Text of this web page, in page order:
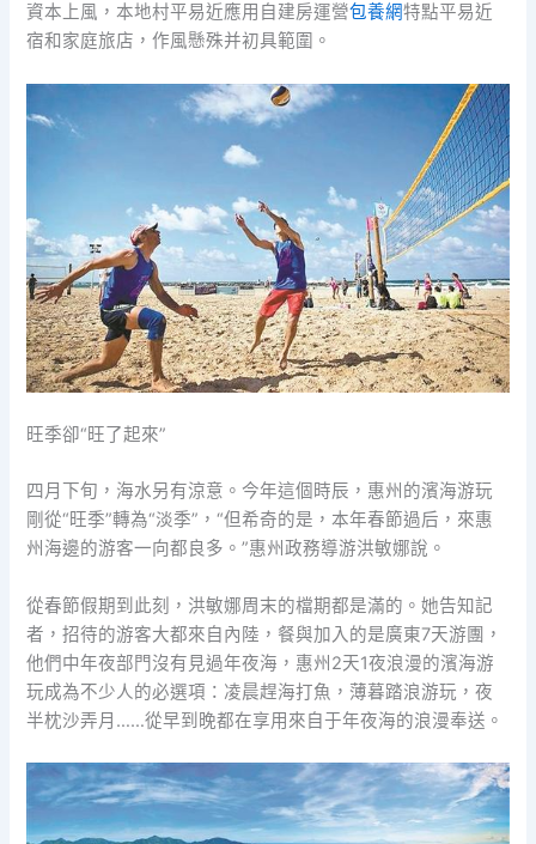
資本上風，本地村平易近應用自建房運營包養網特點平易近
宿和家庭旅店，作風懸殊并初具範圍。
旺季卻“旺了起來”
四月下旬，海水另有涼意。今年這個時辰，惠州的濱海游玩
剛從“旺季”轉為“淡季”，“但希奇的是，本年春節過后，來惠
州海邊的游客一向都良多。”惠州政務導游洪敏娜說。
從春節假期到此刻，洪敏娜周末的檔期都是滿的。她告知記
者，招待的游客大都來自內陸，餐與加入的是廣東7天游團，
他們中年夜部門沒有見過年夜海，惠州2天1夜浪漫的濱海游
玩成為不少人的必選項：凌晨趕海打魚，薄暮踏浪游玩，夜
半枕沙弄月……從早到晚都在享用來自于年夜海的浪漫奉送。